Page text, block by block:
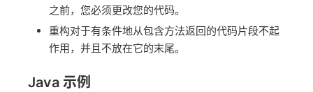
之前，您必须更改您的代码。
重构对于有条件地从包含方法返回的代码片段不起
作用，并且不放在它的末尾。
Java 示例